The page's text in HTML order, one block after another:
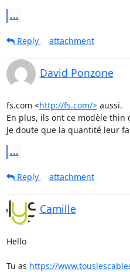
...
Reply
attachment
David Ponzone
fs.com <http://fs.com/> aussi.
En plus, ils ont ce modèle thin
Je doute que la quantité leur
...
Reply
attachment
Camille
Hello
Tu as https://